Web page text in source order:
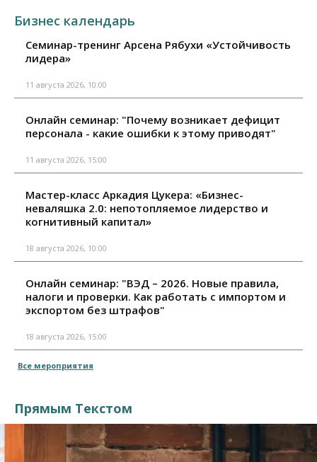
Бизнес календарь
Семинар-тренинг Арсена Рябухи «Устойчивость
лидера»
11 августа 2026, 10:00
Онлайн семинар: "Почему возникает дефицит
персонала - какие ошибки к этому приводят"
11 августа 2026, 15:00
Мастер-класс Аркадия Цукера: «Бизнес-
неваляшка 2.0: непотопляемое лидерство и
когнитивный капитал»
18 августа 2026, 10:00
Онлайн семинар: "ВЭД – 2026. Новые правила,
налоги и проверки. Как работать с импортом и
экспортом без штрафов"
18 августа 2026, 15:00
Все мероприятия
Прямым Текстом